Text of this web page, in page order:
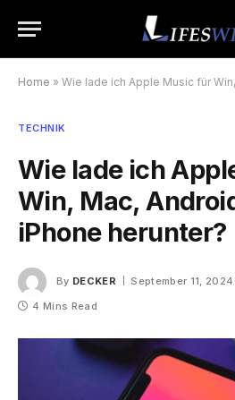
Home » Wie lade ich Apple Music für Win,
TECHNIK
Wie lade ich
Win, Mac,
iPhone herunter?
By DECKER September 11, 2024
4 Mins Read